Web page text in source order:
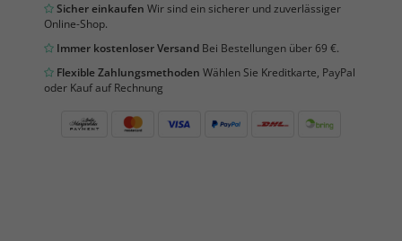
Sicher einkaufen Wir sind ein sicherer und zuverlässiger
Online-Shop.
Immer kostenloser Versand Bei Bestellungen über 69 €.
Flexible Zahlungsmethoden Wählen Sie Kreditkarte, PayPal
oder Kauf auf Rechnung